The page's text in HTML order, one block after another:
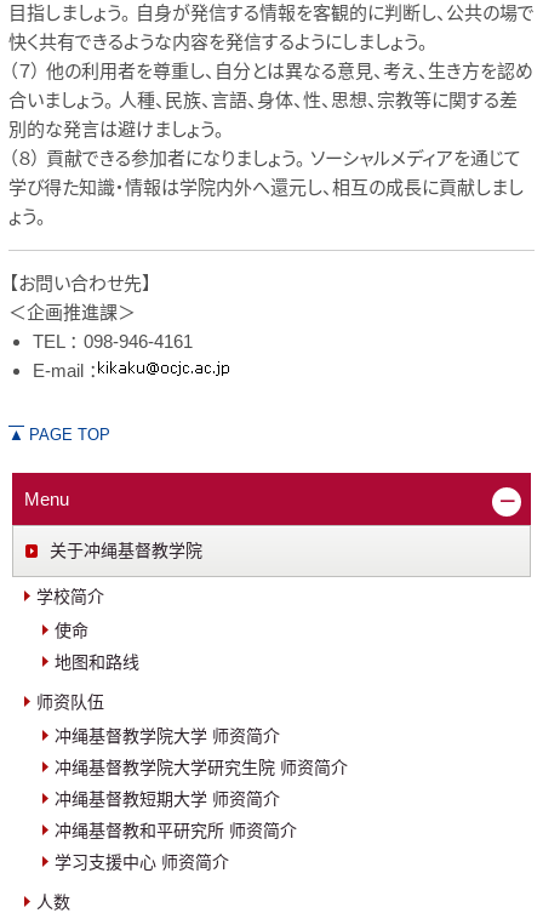
目指しましょう。 自身が発信する情報を客観的に判断し、公共の場で
快く共有できるような内容を発信するようにしましょう。
（７） 他の利用者を尊重し、自分とは異なる意見、考え、生き方を認め
合いましょう。 人種、民族、言語、身体、性、思想、宗教等に関する差
別的な発言は避けましょう。
（８） 貢献できる参加者になりましょう。 ソーシャルメディアを通じて
学び得た知識・情報は学院内外へ還元し、相互の成長に貢献しまし
ょう。
【お問い合わせ先】
＜企画推進課＞
TEL ： 098-946-4161
E-mail ：
▲ PAGE TOP
Menu
关于冲绳基督教学院
学校简介
使命
地图和路线
师资队伍
冲绳基督教学院大学 师资简介
冲绳基督教学院大学研究生院 师资简介
冲绳基督教短期大学 师资简介
冲绳基督教和平研究所 师资简介
学习支援中心 师资简介
人数